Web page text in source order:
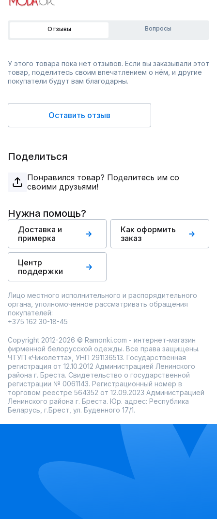
Отзывы Вопросы
У этого товара пока нет отзывов. Если вы заказывали этот
товар, поделитесь своим впечатлением о нём, и другие
покупатели будут вам благодарны.
Оставить отзыв
Поделиться
Понравился товар? Поделитесь им со
своими друзьями!
Нужна помощь?
Доставка и
примерка
Как оформить
заказ
Центр
поддержки
Лицо местного исполнительного и распорядительного
органа, уполномоченное рассматривать обращения
покупателей:
+375 162 30-18-45
Copyright 2012-2026 © Ramonki.com - интернет-магазин
фирменной белорусской одежды. Все права защищены.
ЧТУП «Чиколетта», УНП 291136513. Государственная
регистрация от 12.10.2012 Администрацией Ленинского
района г. Бреста. Свидетельство о государственной
регистрации № 0061143. Регистрационный номер в
торговом реестре 564352 от 12.09.2023 Администрацией
Ленинского района г. Бреста. Юр. адрес: Республика
Беларусь, г.Брест, ул. Буденного 17/1.